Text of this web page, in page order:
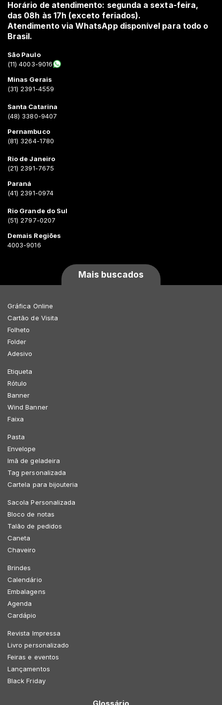
Horário de atendimento: segunda a sexta-feira,
das 08h às 17h (exceto feriados).
Atendimento via WhatsApp disponível para todo o
Brasil.
São Paulo
(11) 4003-9016
Minas Gerais
(31) 2391-4559
Santa Catarina
(48) 3380-9407
Pernambuco
(81) 3264-1780
Rio de Janeiro
(21) 2391-7675
Paraná
(41) 2391-0974
Rio Grande do Sul
(51) 2797-0207
Demais Regiões
4003-9016
Mais buscados
Gráfica Online
Cartão de Visita
Folheto
Folder
Adesivo
Etiqueta
Rótulo
Banner
Wind Banner
Faixa
Pasta
Envelope
Imã de geladeira
Tag personalizada
Cartela para bijouteria
Sacola Personalizada
Bloco de notas
Talão de pedidos
Caneta
Chaveiro
Brindes
Calendário
Embalagens
Agenda
Cardápio
Revista Impressa
Livro personalizado
Feiras e eventos
Lançamentos
Black Friday